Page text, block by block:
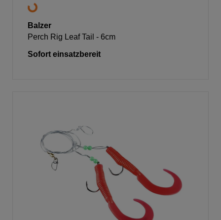
Balzer
Perch Rig Leaf Tail - 6cm
Sofort einsatzbereit